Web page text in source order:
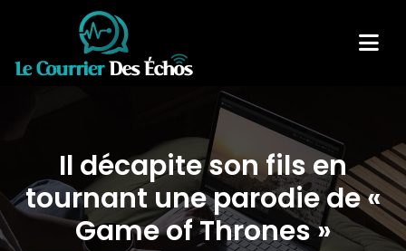
Il décapite son fils en
tournant une parodie de «
Game of Thrones »